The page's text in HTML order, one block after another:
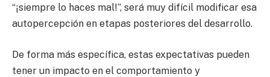
“¡siempre lo haces mal!”, será muy difícil modificar esa
autopercepción en etapas posteriores del desarrollo.
De forma más específica, estas expectativas pueden
tener un impacto en el comportamiento y